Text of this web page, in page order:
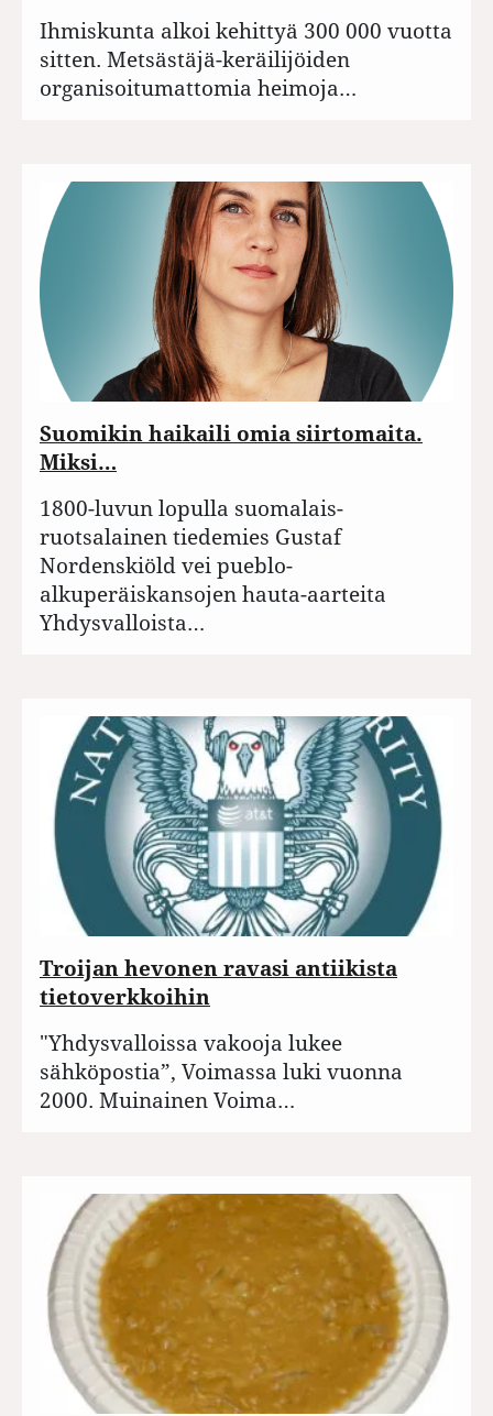
Ihmiskunta alkoi kehittyä 300 000 vuotta
sitten. Metsästäjä-keräilijöiden
organisoitumattomia heimoja…
Suomikin haikaili omia siirtomaita.
Miksi…
1800-luvun lopulla suomalais-
ruotsalainen tiedemies Gustaf
Nordenskiöld vei pueblo-
alkuperäiskansojen hauta-aarteita
Yhdysvalloista…
Troijan hevonen ravasi antiikista
tietoverkkoihin
"Yhdysvalloissa vakooja lukee
sähköpostia”, Voimassa luki vuonna
2000. Muinainen Voima…